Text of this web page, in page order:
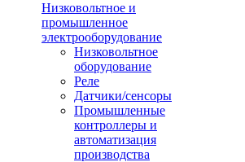
Низковольтное и
промышленное
электрооборудование
Низковольтное
оборудование
Реле
Датчики/сенсоры
Промышленные
контроллеры и
автоматизация
производства